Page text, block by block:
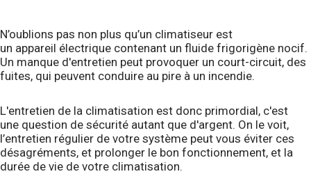
N’oublions pas non plus qu’un climatiseur est
un appareil électrique contenant un fluide frigorigène nocif.
Un manque d'entretien peut provoquer un court-circuit, des
fuites, qui peuvent conduire au pire à un incendie.
L'entretien de la climatisation est donc primordial, c'est
une question de sécurité autant que d'argent. On le voit,
l’entretien régulier de votre système peut vous éviter ces
désagréments, et prolonger le bon fonctionnement, et la
durée de vie de votre climatisation.